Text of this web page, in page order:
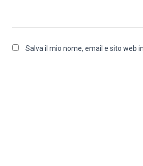
Salva il mio nome, email e sito web